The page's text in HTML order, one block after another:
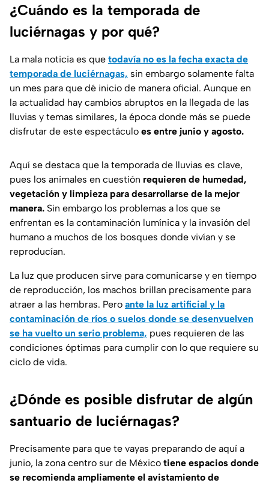
¿Cuándo es la temporada de
luciérnagas y por qué?
La mala noticia es que todavía no es la fecha exacta de
temporada de luciérnagas, sin embargo solamente falta
un mes para que dé inicio de manera oficial. Aunque en
la actualidad hay cambios abruptos en la llegada de las
lluvias y temas similares, la época donde más se puede
disfrutar de este espectáculo es entre junio y agosto.
Aquí se destaca que la temporada de lluvias es clave,
pues los animales en cuestión requieren de humedad,
vegetación y limpieza para desarrollarse de la mejor
manera. Sin embargo los problemas a los que se
enfrentan es la contaminación lumínica y la invasión del
humano a muchos de los bosques donde vivían y se
reproducían.
La luz que producen sirve para comunicarse y en tiempo
de reproducción, los machos brillan precisamente para
atraer a las hembras. Pero ante la luz artificial y la
contaminación de ríos o suelos donde se desenvuelven
se ha vuelto un serio problema, pues requieren de las
condiciones óptimas para cumplir con lo que requiere su
ciclo de vida.
¿Dónde es posible disfrutar de algún
santuario de luciérnagas?
Precisamente para que te vayas preparando de aquí a
junio, la zona centro sur de México tiene espacios donde
se recomienda ampliamente el avistamiento de